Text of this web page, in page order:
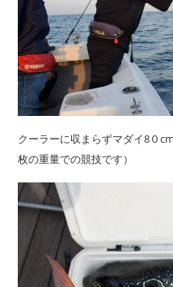
クーラーに収まらずマダイ8
枚の重量での競技です）